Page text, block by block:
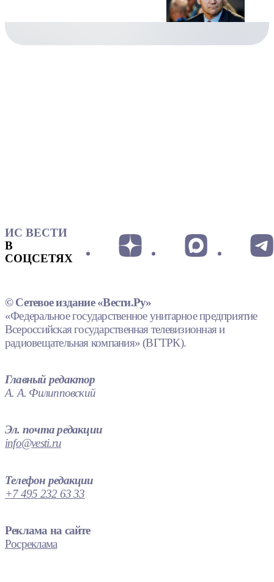
ИС ВЕСТИ
В
СОЦСЕТЯХ
© Сетевое издание «Вести.Ру»
«Федеральное государственное унитарное предприятие
Всероссийская государственная телевизионная и
радиовещательная компания» (ВГТРК).
Главный редактор
А. А. Филипповский
Эл. почта редакции
info@vesti.ru
Телефон редакции
+7 495 232 63 33
Реклама на сайте
Росреклама